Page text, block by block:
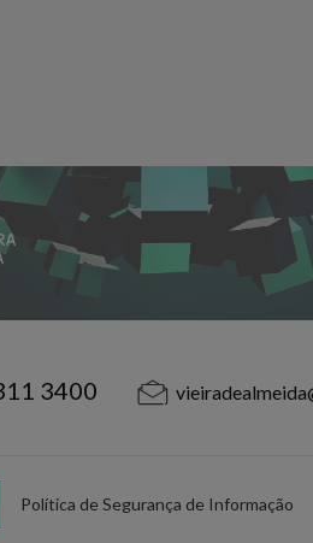
3400
Política de Segurança de Informação